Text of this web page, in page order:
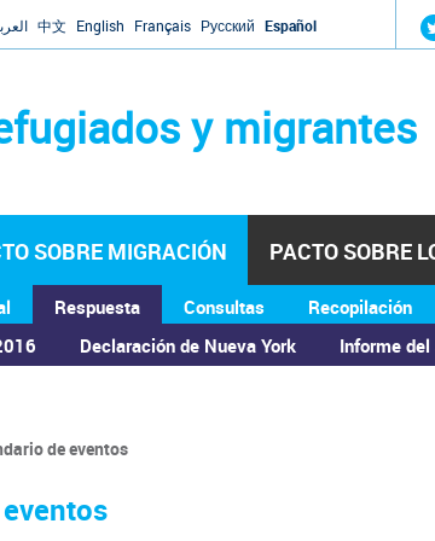
中文 English Français Русский Español
y migrantes
SOBRE MIGRACIÓN
Respuesta
Declaración de Nueva York Informe
Consultas Recopilación
PACTO SOBRE
de eventos